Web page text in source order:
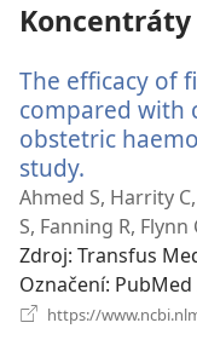
The efficacy of
compared with
obstetric
study.
nové
okno)
Ahmed S, Harrity
S, Fanning R,
Zdroj‎: Transfus
Označení‎: PubMed
https://